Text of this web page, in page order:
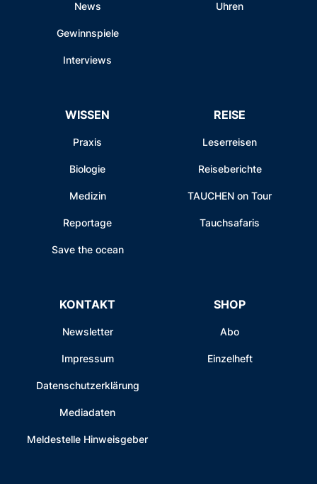
News
Gewinnspiele
Interviews
Uhren
WISSEN
Praxis
Biologie
Medizin
Reportage
Save the ocean
REISE
Leserreisen
Reiseberichte
TAUCHEN on Tour
Tauchsafaris
KONTAKT
Newsletter
Impressum
Datenschutzerklärung
Mediadaten
Meldestelle Hinweisgeber
SHOP
Abo
Einzelheft